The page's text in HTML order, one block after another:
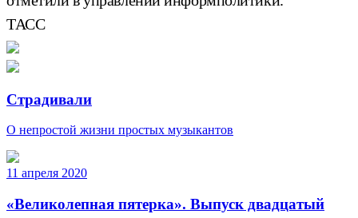
ТАСС
Страдивали
О непростой жизни простых музыкантов
11 апреля 2020
«Великолепная пятерка». Выпуск двадцатый